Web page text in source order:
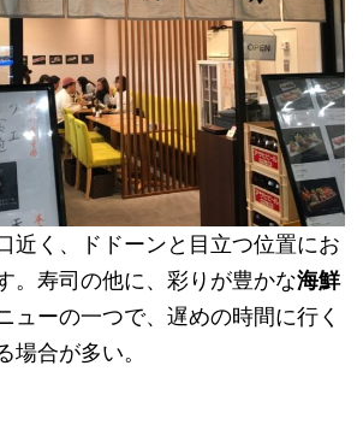
近く、ドドーンと目立つ位置にお
。寿司の他に、彩りが豊かな海鮮
ューの一つで、遅めの時間に行く
場合が多い。